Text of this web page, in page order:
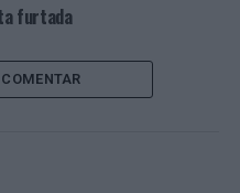
com indivíduo
furtada